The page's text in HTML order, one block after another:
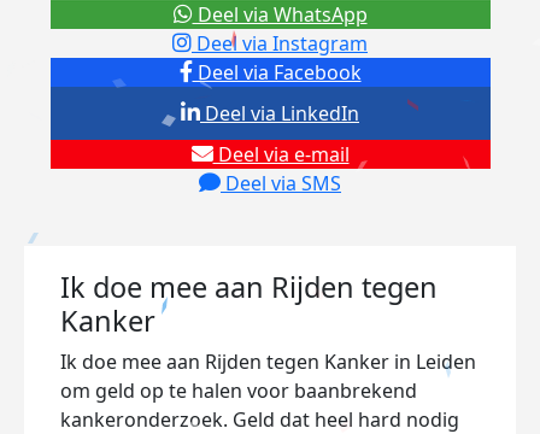
Deel via Facebook
Deel via Instagram
Deel via e-mail
Deel via SMS
Deel via LinkedIn
Deel via WhatsApp
Ik doe mee aan Rijden tegen
Kanker
Ik doe mee aan Rijden tegen Kanker in Leiden
om geld op te halen voor baanbrekend
kankeronderzoek. Geld dat heel hard nodig